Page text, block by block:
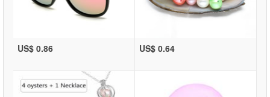
US$ 0.86 US$ 0.64